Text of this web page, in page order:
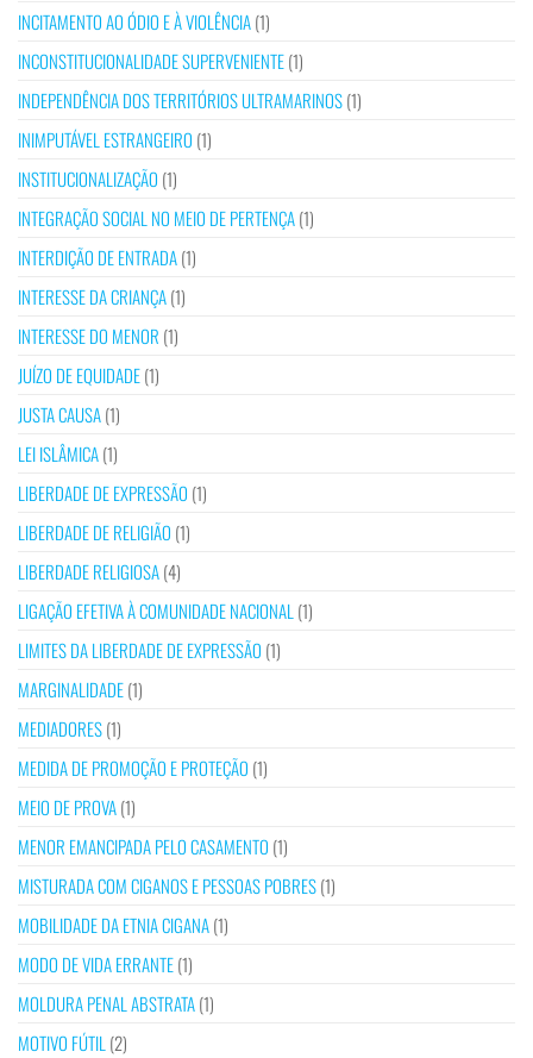
INCITAMENTO AO ÓDIO E À VIOLÊNCIA(1)
INCONSTITUCIONALIDADE SUPERVENIENTE(1)
INDEPENDÊNCIA DOS TERRITÓRIOS ULTRAMARINOS(1)
INIMPUTÁVEL ESTRANGEIRO (1)
INSTITUCIONALIZAÇÃO (1)
INTEGRAÇÃO SOCIAL NO MEIO DE PERTENÇA(1)
INTERDIÇÃO DE ENTRADA(1)
INTERESSE DA CRIANÇA(1)
INTERESSE DO MENOR (1)
JUÍZO DE EQUIDADE(1)
JUSTA CAUSA(1)
LEI ISLÂMICA(1)
LIBERDADE DE EXPRESSÃO (1)
LIBERDADE DE RELIGIÃO (1)
LIBERDADE RELIGIOSA(4)
LIGAÇÃO EFETIVA À COMUNIDADE NACIONAL (1)
LIMITES DA LIBERDADE DE EXPRESSÃO (1)
MARGINALIDADE(1)
MEDIADORES(1)
MEDIDA DE PROMOÇÃO E PROTEÇÃO (1)
MEIO DE PROVA(1)
MENOR EMANCIPADA PELO CASAMENTO (1)
MISTURADA COM CIGANOS E PESSOAS POBRES(1)
MOBILIDADE DA ETNIA CIGANA(1)
MODO DE VIDA ERRANTE(1)
MOLDURA PENAL ABSTRATA(1)
MOTIVO FÚTIL (2)